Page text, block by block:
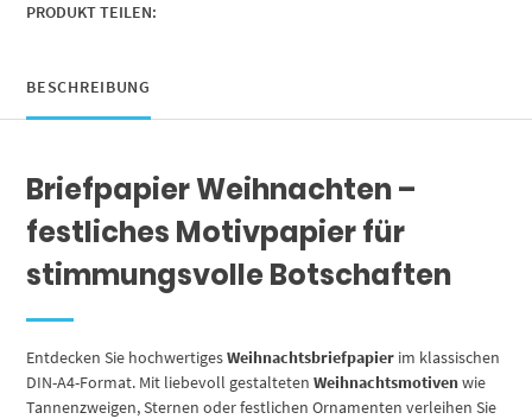
beidseitig
Menge
PRODUKT TEILEN:
BESCHREIBUNG
Briefpapier Weihnachten –
festliches Motivpapier für
stimmungsvolle Botschaften
Entdecken Sie hochwertigesWeihnachtsbriefpapier im klassischen
DIN-A4-Format. Mit liebevoll gestaltetenWeihnachtsmotivenwie
Tannenzweigen, Sternen oder festlichen Ornamenten verleihen Sie